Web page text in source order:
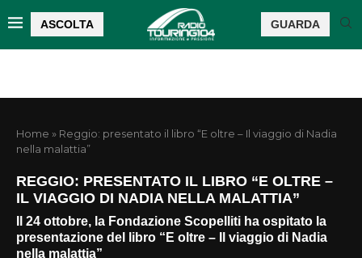
ASCOLTA GUARDA
Home » Reggio: presentato il libro “E oltre – Il viaggio di Nadia
nella malattia”
REGGIO: PRESENTATO IL LIBRO “E OLTRE –
IL VIAGGIO DI NADIA NELLA MALATTIA”
Il 24 ottobre, la Fondazione Scopelliti ha ospitato la
presentazione del libro “E oltre – Il viaggio di Nadia
nella malattia”